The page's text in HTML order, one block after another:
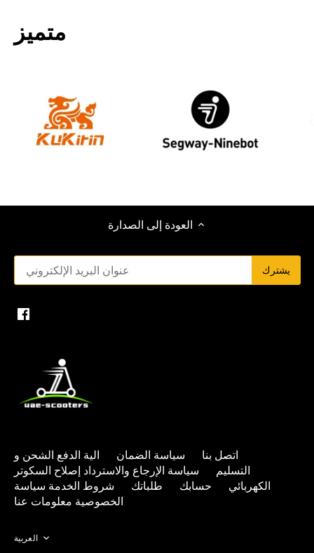
متميز
العودة إلى الصدارة
اتصل بنا سياسة الضمان الية الدفع الشحن و
التسليم
سياسة الإرجاع والاسترداد إصلاح السكوتر
الكهربائي
حسابك طلباتك شروط الخدمة سياسة
الخصوصية معلومات عنا
العربية